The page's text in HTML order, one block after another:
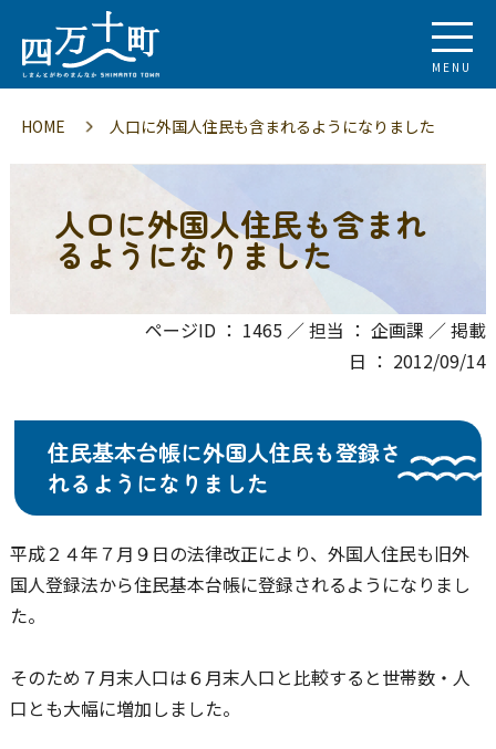
MENU
HOME 人口に外国人住民も含まれるようになりました
人口に外国人住民も含まれ
るようになりました
ページID ： 1465 ／ 担当 ： 企画課 ／ 掲載
日 ： 2012/09/14
住民基本台帳に外国人住民も登録さ
れるようになりました
平成２４年７月９日の法律改正により、外国人住民も旧外
国人登録法から住民基本台帳に登録されるようになりまし
た。
そのため７月末人口は６月末人口と比較すると世帯数・人
口とも大幅に増加しました。